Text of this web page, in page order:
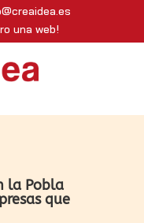
una web!
la Pobla
que